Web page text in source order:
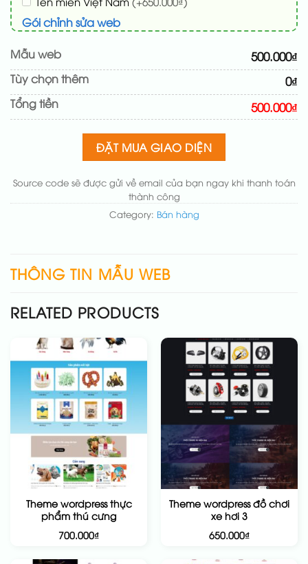
Gói chỉnh sửa web
Thay logo + thông tin doanh nghiệp
(+50.000₫)
Đổi màu chủ đạo theo tông của logo
Sửa danh mục và sắp xếp lại đề mục menu cho
chuẩn(+200.000₫)
Thay đổi bố cục trang chủ (đơn giản)
Thêm các nút liên hệ nhanh(+50.000₫)
Mẫu web 500.000₫
Tùy chọn thêm 0₫
Tổng tiền 500.000₫
ĐẶT MUA GIAO DIỆN
Source code sẽ được gửi về email của bạn ngay khi thanh toán
thành công
Category: Bán hàng
THÔNG TIN MẪU WEB
RELATED PRODUCTS
Theme wordpress thực
phẩm thú cưng
700.000₫
Theme wordpress đồ chơi
xe hơi 3
650.000₫